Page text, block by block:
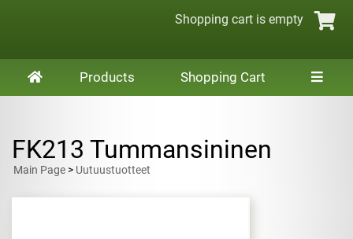
Shopping cart is empty
Products Shopping Cart
FK213 Tummansininen
Main Page > Uutuustuotteet